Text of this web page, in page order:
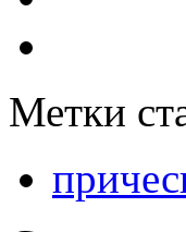
Метки